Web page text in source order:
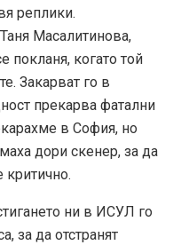
реплики.
Масалитинова,
покланя, когато той
Закарват го в
прекарва фатални
в София, но
дори скенер, за да
критично.
ни в ИСУЛ го
за да отстранят